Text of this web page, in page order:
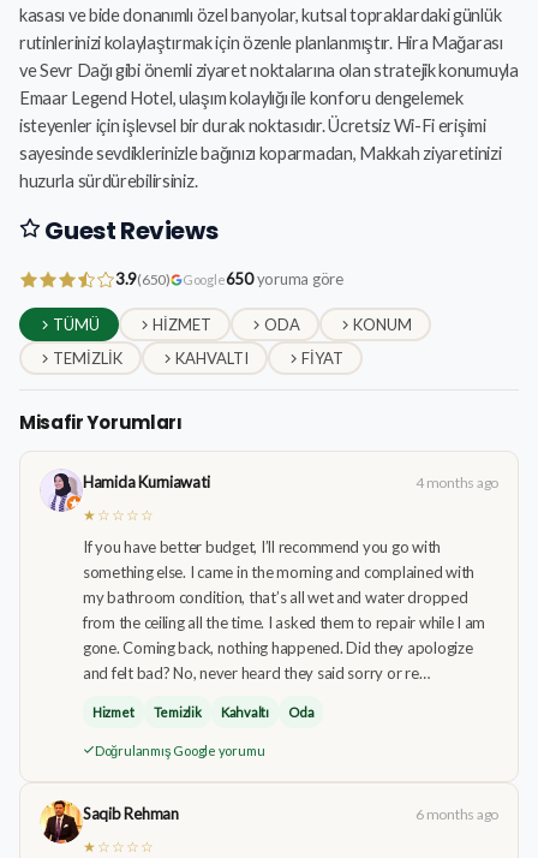
kasası ve bide donanımlı özel banyolar, kutsal topraklardaki günlük
rutinlerinizi kolaylaştırmak için özenle planlanmıştır. Hira Mağarası
ve Sevr Dağı gibi önemli ziyaret noktalarına olan stratejik konumuyla
Emaar Legend Hotel, ulaşım kolaylığı ile konforu dengelemek
isteyenler için işlevsel bir durak noktasıdır. Ücretsiz Wi-Fi erişimi
sayesinde sevdiklerinizle bağınızı koparmadan, Makkah ziyaretinizi
huzurla sürdürebilirsiniz.
Guest Reviews
3.9(650) Google650yoruma göre
TÜMÜ HIZMET ODA
KONUM
TEMIZLIK
KAHVALTI FIYAT
Misafir Yorumları
Hamida Kurniawati
4 months ago
★☆☆☆☆
If you have better budget, I’ll recommend you go with
something else. I came in the morning and complained with
my bathroom condition, that’s all wet and water dropped
from the ceiling all the time. I asked them to repair while I am
gone. Coming back, nothing happened. Did they apologize
and felt bad? No, never heard they said sorry or re…
Hizmet Temizlik Kahvaltı Oda
Doğrulanmış Google yorumu
Saqib Rehman
6 months ago
★☆☆☆☆